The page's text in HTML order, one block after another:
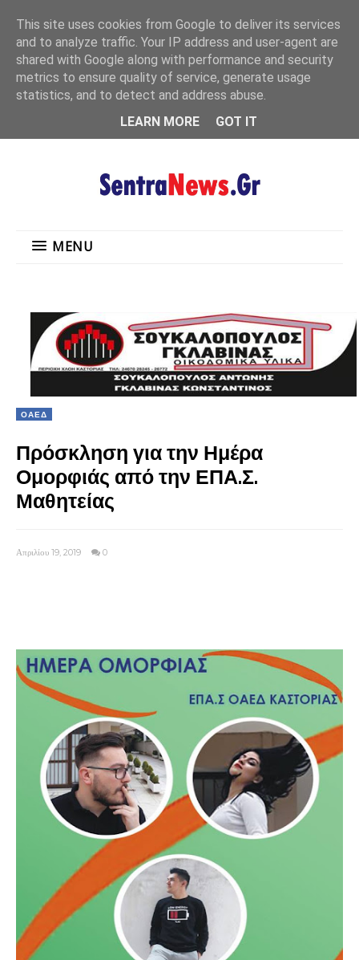
MENU
MENU
ΟΑΕΔ
Πρόσκληση για την Ημέρα
Ομορφιάς από την ΕΠΑ.Σ.
Μαθητείας
Απριλίου 19, 2019 0
This site uses cookies from Google to deliver its services
and to analyze traffic. Your IP address and user-agent are
shared with Google along with performance and security
metrics to ensure quality of service, generate usage
statistics, and to detect and address abuse.
LEARN MORE
GOT IT